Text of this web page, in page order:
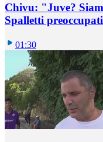
Chivu: "Juve?
Spalletti
01:30